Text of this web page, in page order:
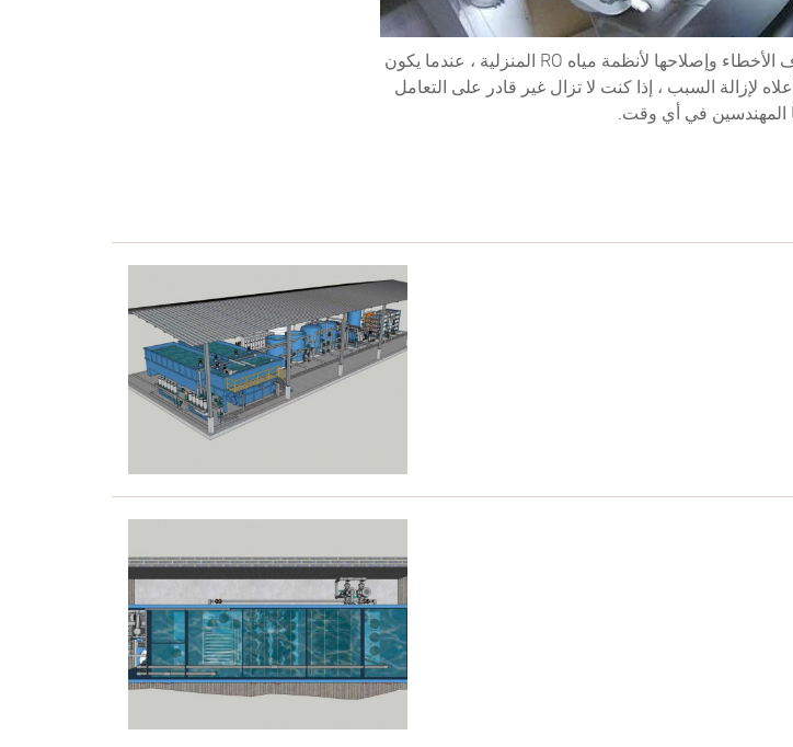
هذه بعض الأعطال الشائعة وطرق استكشاف الأخطاء وإصلاحها لأنظمة مياه RO المنزلية ، عندما يكون
لإزالة السبب ، إذا كنت لا تزال غير قادر على التعامل
المهندسين في أي وقت.